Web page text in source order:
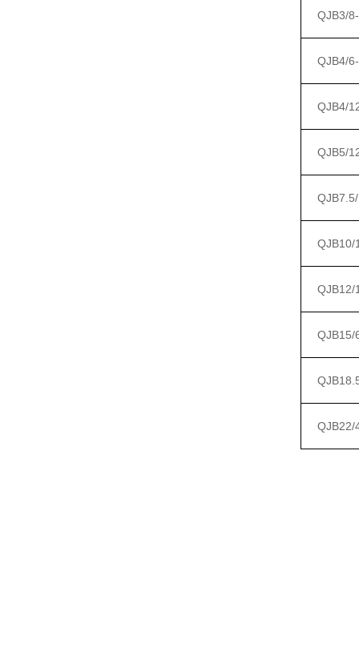
QJB3/
QJB4/
QJB4/
QJB5/
QJB10/
QJB12/
QJB15/
QJB22/